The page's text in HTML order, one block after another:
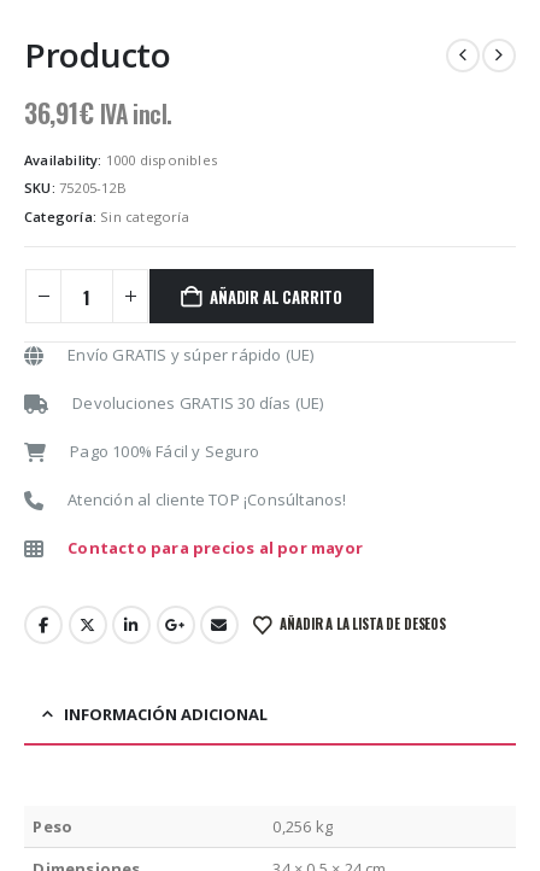
Producto
36,91€ IVA incl.
Availability: 1000 disponibles
SKU: 75205-12B
Categoría: Sin categoría
AÑADIR AL CARRITO
Envío GRATIS y súper rápido (UE)
Devoluciones GRATIS 30 días (UE)
Pago 100% Fácil y Seguro
Atención al cliente TOP ¡Consúltanos!
Contacto para precios al por mayor
AÑADIR A LA LISTA DE DESEOS
INFORMACIÓN ADICIONAL
Peso
0,256 kg